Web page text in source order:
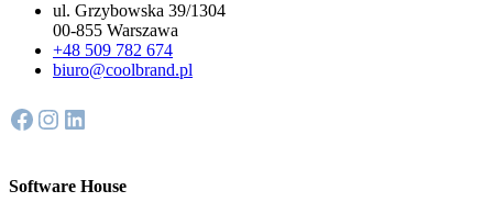
ul. Grzybowska 39/1304
00-855 Warszawa
+48 509 782 674
biuro@coolbrand.pl
Facebook Instagram LinkedIn
Software House